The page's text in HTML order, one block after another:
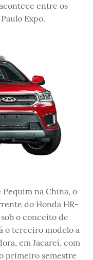
entre os
Expo.
Pequim na China, o
do Honda HR-
o conceito de
o terceiro modelo a
em Jacareí, com
primeiro semestre